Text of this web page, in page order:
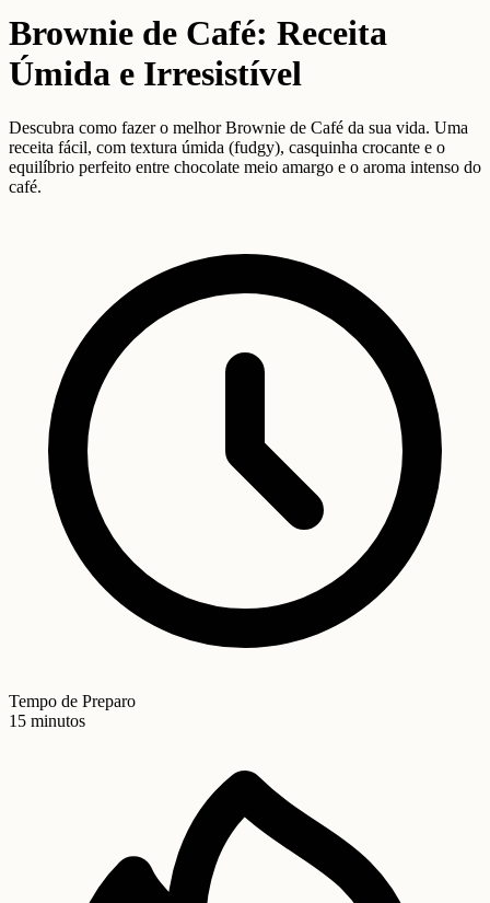
Brownie de Café: Receita
Úmida e Irresistível
Descubra como fazer o melhor Brownie de Café da sua vida. Uma
receita fácil, com textura úmida (fudgy), casquinha crocante e o
equilíbrio perfeito entre chocolate meio amargo e o aroma intenso do
café.
Tempo de Preparo
15 minutos